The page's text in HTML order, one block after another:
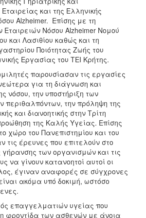
και της Ελληνικής
Alzheimer. Επίσης με τη
Νόσου Alzheimer Νομού
και Λασιθίου καθώς και τη
Ποιότητας Ζωής του
Εργασίας του ΤΕΙ Κρήτης.
παρουσίασαν τις εργασίες
για τη διάγνωση και
νόσου, την υποστήριξη των
περιθαλπόντων, την πρόληψη της
και διανοητικής στην Τρίτη
της Καλής Υγείας. Επίσης
χώρο του Πανεπιστημίου και του
τις έρευνες που επιτελούν στο
γήρανσης των οργανισμών και τις
να γίνουν κατανοητοί αυτοί οι
έγιναν αναφορές σε σύγχρονες
ακόμα υπό δοκιμή, ωστόσο
επαγγελματιών υγείας που
φροντίδα των ασθενών με άνοια